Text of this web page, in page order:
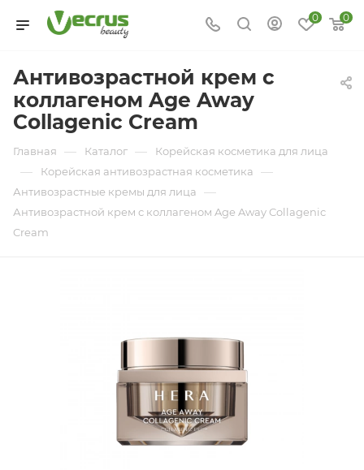
0 0
Антивозрастной крем с
коллагеном Age Away
Collagenic Cream
Главная — Каталог — Корейская косметика для лица
— Корейская антивозрастная косметика —
Антивозрастные кремы для лица —
Антивозрастной крем с коллагеном Age Away Collagenic
Cream